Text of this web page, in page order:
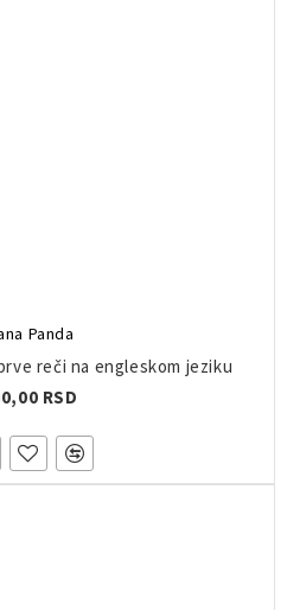
Panda
reči na engleskom jeziku
RSD